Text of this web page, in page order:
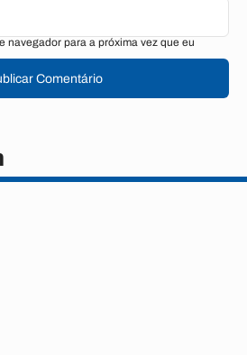
navegador para a próxima vez que eu
Comentário